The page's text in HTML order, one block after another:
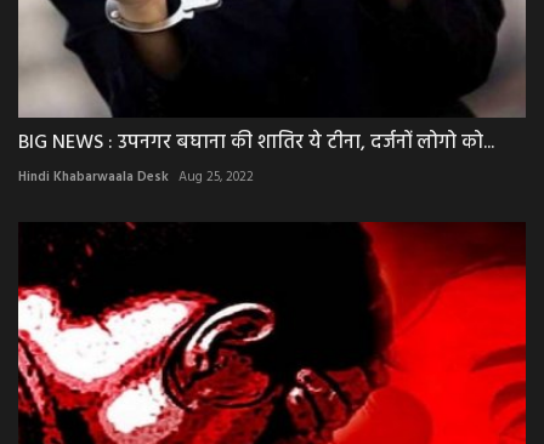
BIG NEWS : उपनगर बघाना की शातिर ये टीना, दर्जनों लोगो को...
Hindi Khabarwaala Desk Aug 25, 2022